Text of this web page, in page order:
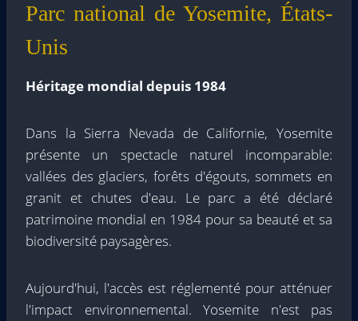
Parc national de Yosemite, États-
Unis
Héritage mondial depuis 1984
Dans la Sierra Nevada de Californie, Yosemite
présente un spectacle naturel incomparable:
vallées des glaciers, forêts d'égouts, sommets en
granit et chutes d'eau. Le parc a été déclaré
patrimoine mondial en 1984 pour sa beauté et sa
biodiversité paysagères.
Aujourd'hui, l'accès est réglementé pour atténuer
l'impact environnemental. Yosemite n'est pas